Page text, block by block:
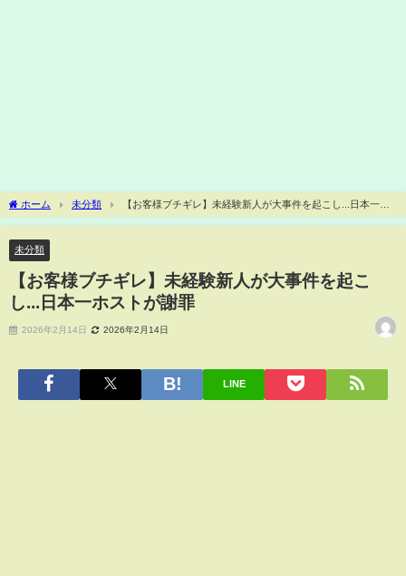
ホーム 未分類
【お客様ブチギレ】未経験新人が大事件を起こし...日本一ホ
ストが謝罪
未分類
【お客様ブチギレ】未経験新人が大事件を起こ
し...日本一ホストが謝罪
2026年2月14日 2026年2月14日
LINE